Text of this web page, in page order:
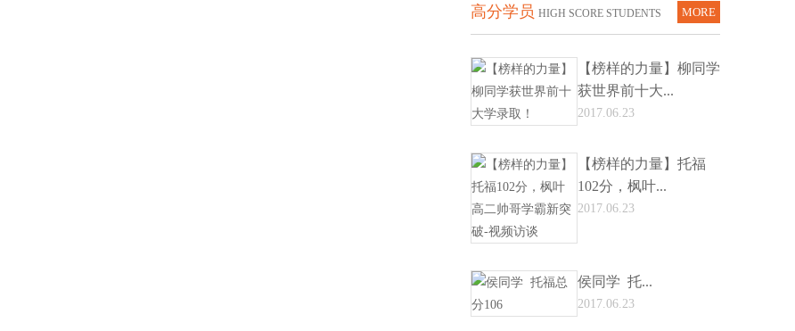
高分学员 HIGH SCORE STUDENTS MORE
【榜样的力量】柳同学
获世界前十大...
2017.06.23
【榜样的力量】托福
102分，枫叶...
2017.06.23
侯同学 托...
2017.06.23